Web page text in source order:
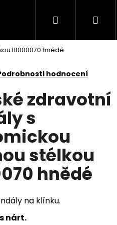
Rieker VýprodejHledat
IB000070 hnědé
hodnocení
zdravotní
s
stélkou
hnědé
na klínku.
nárt.